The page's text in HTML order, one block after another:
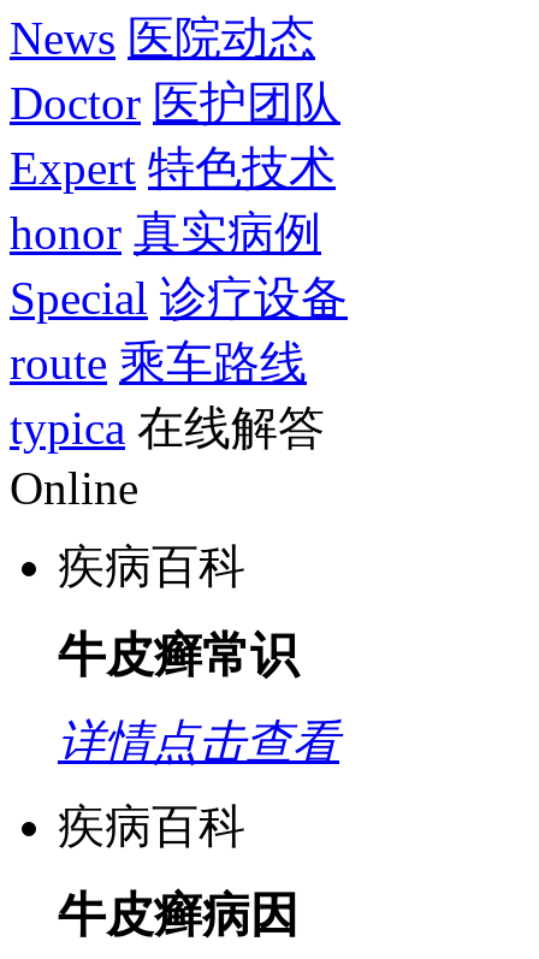
News 医院动态
Doctor 医护团队
Expert 特色技术
honor 真实病例
Special 诊疗设备
route 乘车路线
typica 在线解答
Online
疾病百科
牛皮癣常识
详情点击查看
疾病百科
牛皮癣病因